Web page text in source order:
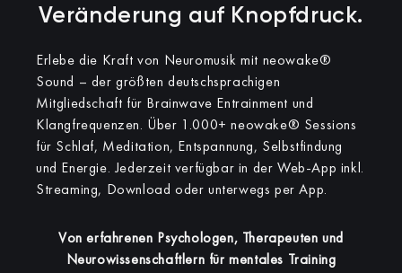
Veränderung auf Knopfdruck.​
Erlebe die Kraft von Neuromusik mit neowake®
Sound – der größten deutschsprachigen
Mitgliedschaft für Brainwave Entrainment und
Klangfrequenzen. Über 1.000+ neowake® Sessions
für Schlaf, Meditation, Entspannung, Selbstfindung
und Energie. Jederzeit verfügbar in der Web-App inkl.
Streaming, Download oder unterwegs per App.
Von erfahrenen Psychologen, Therapeuten und
Neurowissenschaftlern für mentales Training